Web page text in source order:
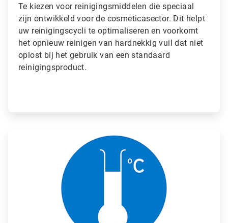
Te kiezen voor reinigingsmiddelen die speciaal
zijn ontwikkeld voor de cosmeticasector. Dit helpt
uw reinigingscycli te optimaliseren en voorkomt
het opnieuw reinigen van hardnekkig vuil dat niet
oplost bij het gebruik van een standaard
reinigingsproduct.